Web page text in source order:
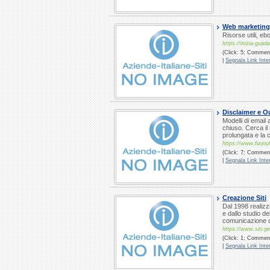
Web marketing
Risorse utili,
https://inizia-
(Click: 5;
|Segnala Link
Disclaimer e
Modelli di email
chiuso. Cerca il
prolungata e la
https://
(Click: 7;
|Segnala Link
Creazione Siti
Dal 1998
e dallo studio
comunicazione
https://
(Click: 1;
|Segnala Link